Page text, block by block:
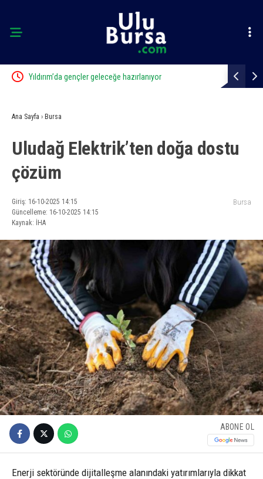
Yıldırım’da gençler geleceğe hazırlanıyor Başkan
Ana Sayfa › Bursa
Uludağ Elektrik’ten doğa dostu
çözüm
Giriş: 16-10-2025 14:15
Güncelleme: 16-10-2025 14:15
Kaynak: İHA
Bursa
ABONE OL
Enerji sektöründe dijitalleşme alanındaki yatırımlarıyla dikkat